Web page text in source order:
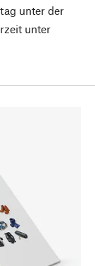
unter der
unter